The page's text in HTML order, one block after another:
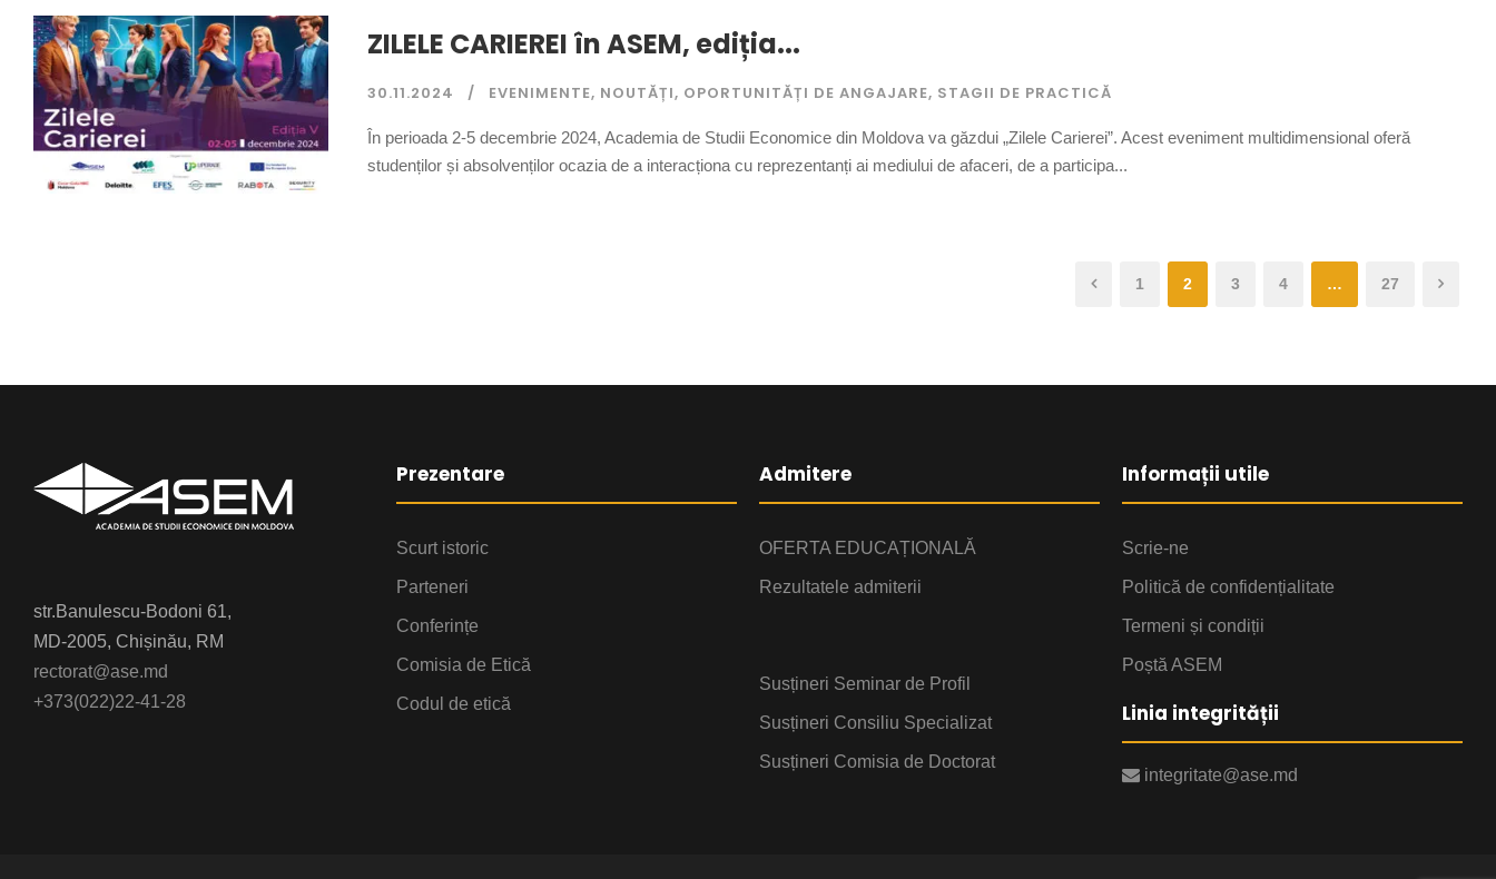
ZILELE CARIEREI în ASEM, ediția...
30.11.2024 EVENIMENTE, NOUTĂȚI, OPORTUNITĂȚI DE ANGAJARE, STAGII DE PRACTICĂ
În perioada 2-5 decembrie 2024, Academia de Studii Economice din Moldova va găzdui „Zilele Carierei”. Acest eveniment multidimensional oferă
studenților și absolvenților ocazia de a interacționa cu reprezentanți ai mediului de afaceri, de a participa...
1 2 3 4 … 27
str.Banulescu-Bodoni 61,
MD-2005, Chișinău, RM
rectorat@ase.md
+373(022)22-41-28
Prezentare
Scurt istoric
Parteneri
Conferințe
Comisia de Etică
Codul de etică
Admitere
OFERTA EDUCAȚIONALĂ
Rezultatele admiterii
Susțineri Seminar de Profil
Susțineri Consiliu Specializat
Susțineri Comisia de Doctorat
Informații utile
Scrie-ne
Politică de confidențialitate
Termeni și condiții
Poștă ASEM
Linia integrității
integritate@ase.md